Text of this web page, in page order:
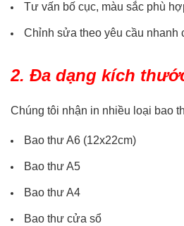
Tư vấn bố cục, màu sắc phù
Chỉnh sửa theo yêu cầu nhanh
2. Đa dạng kích
Chúng tôi nhận in nhiều loại bao
Bao thư A6 (12x22cm)
Bao thư A5
Bao thư A4
Bao thư cửa sổ